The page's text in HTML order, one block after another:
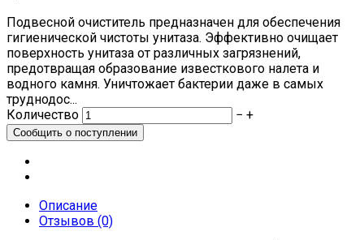
Подвесной очиститель предназначен для обеспечения
гигиенической чистоты унитаза. Эффективно очищает
поверхность унитаза от различных загрязнений,
предотвращая образование известкового налета и
водного камня. Уничтожает бактерии даже в самых
труднодос...
Количество
− +
Описание
Отзывов (0)